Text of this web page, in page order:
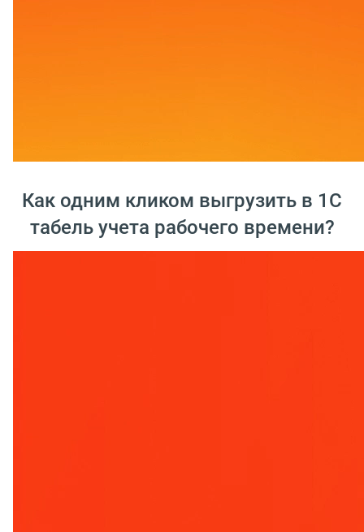
Как одним кликом выгрузить в 1С
табель учета рабочего времени?